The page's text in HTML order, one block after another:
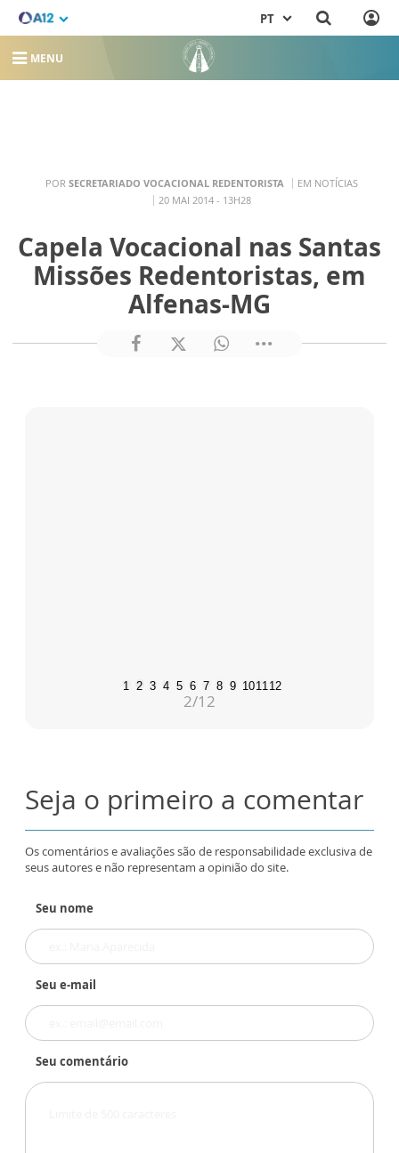
PT
MENU
POR SECRETARIADO VOCACIONAL REDENTORISTA
EM NOTÍCIAS
20 MAI 2014 - 13H28
Capela Vocacional nas Santas
Missões Redentoristas, em
Alfenas-MG
1 2 3 4 5 6 7 8 9 101112
2/12
Seja o primeiro a comentar
Os comentários e avaliações são de responsabilidade exclusiva de
seus autores e não representam a opinião do site.
Seu nome
Seu e-mail
Seu comentário